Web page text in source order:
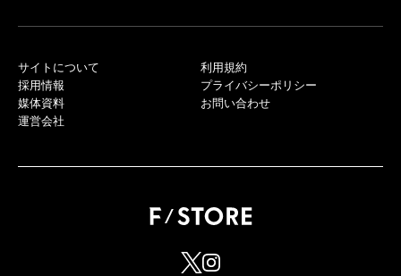
サイトについて
採用情報
媒体資料
運営会社
利用規約
プライバシーポリシー
お問い合わせ